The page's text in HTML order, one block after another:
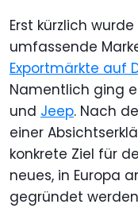
Erst kürzlich
umfassende
Exportmärkte auf
Namentlich ging
und Jeep. Nach
einer
konkrete Ziel für
neues, in Europa
gegründet